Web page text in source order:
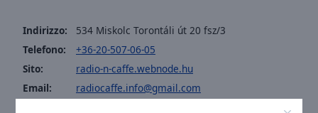
Background
Color
Indirizzo:
534 Miskolc Torontáli út 20 fsz/3
Telefono:
+36-20-507-06-05
Sito:
radio-n-caffe.webnode.hu
Email:
radiocaffe.info@gmail.com